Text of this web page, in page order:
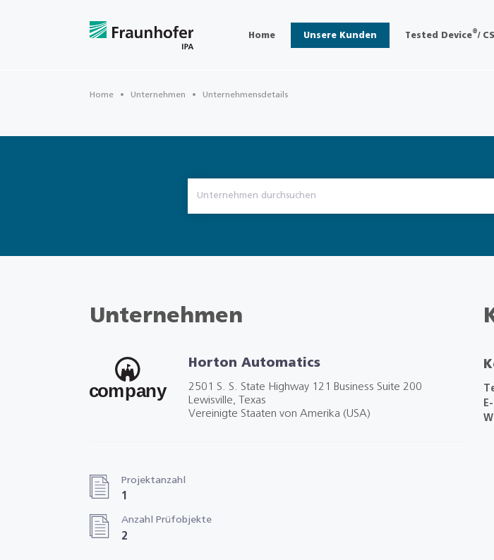
Home Unsere Kunden Tested Device®/
Home Unternehmen Unternehmensdetails
Unternehmen
Horton Automatics
2501 S. S. State Highway 121 Business Suite 200
Lewisville, Texas
Vereinigte Staaten von Amerika (USA)
Projektanzahl
1
Anzahl Prüfobjekte
2